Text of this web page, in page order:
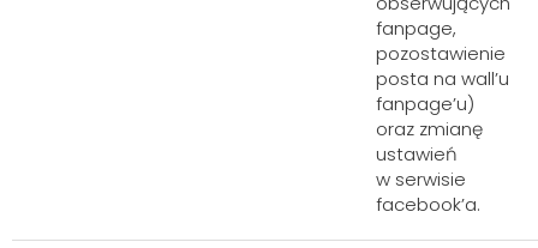
fanpage,
pozostawienie
posta na wall’u
fanpage’u)
oraz zmianę
ustawień
w serwisie
facebook’a.